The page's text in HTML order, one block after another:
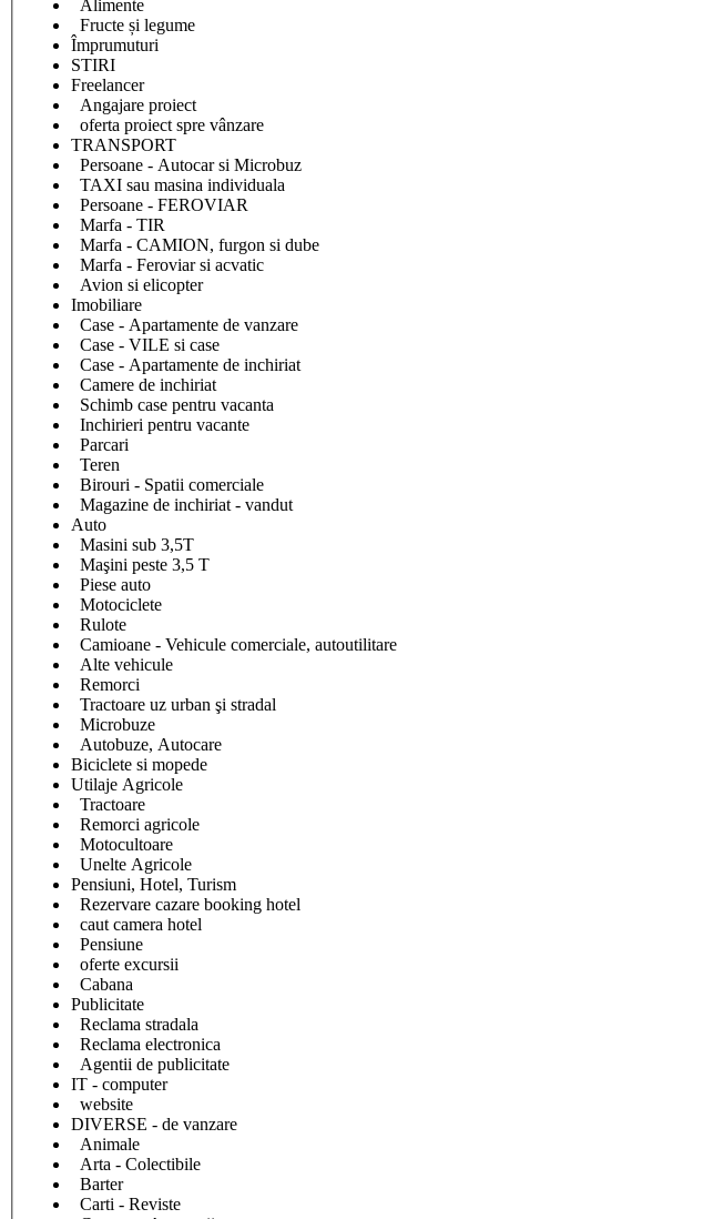
Alimente
Fructe și legume
Împrumuturi
STIRI
Freelancer
Angajare proiect
oferta proiect spre vânzare
TRANSPORT
Persoane - Autocar si Microbuz
TAXI sau masina individuala
Persoane - FEROVIAR
Marfa - TIR
Marfa - CAMION, furgon si dube
Marfa - Feroviar si acvatic
Avion si elicopter
Imobiliare
Case - Apartamente de vanzare
Case - VILE si case
Case - Apartamente de inchiriat
Camere de inchiriat
Schimb case pentru vacanta
Inchirieri pentru vacante
Parcari
Teren
Birouri - Spatii comerciale
Magazine de inchiriat - vandut
Auto
Masini sub 3,5T
Maşini peste 3,5 T
Piese auto
Motociclete
Rulote
Camioane - Vehicule comerciale, autoutilitare
Alte vehicule
Remorci
Tractoare uz urban şi stradal
Microbuze
Autobuze, Autocare
Biciclete si mopede
Utilaje Agricole
Tractoare
Remorci agricole
Motocultoare
Unelte Agricole
Pensiuni, Hotel, Turism
Rezervare cazare booking hotel
caut camera hotel
Pensiune
oferte excursii
Cabana
Publicitate
Reclama stradala
Reclama electronica
Agentii de publicitate
IT - computer
website
DIVERSE - de vanzare
Animale
Arta - Colectibile
Barter
Carti - Reviste